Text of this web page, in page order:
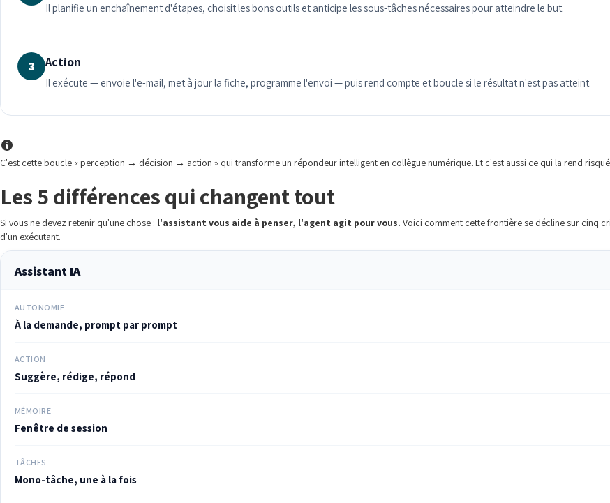
Il planifie un enchaînement d'étapes, choisit les bons outils et anticipe les sous-tâches nécessaires pour atteindre le but.
3 Action
Il exécute — envoie l'e-mail, met à jour la fiche, programme l'envoi — puis rend compte et boucle si le résultat n'est pas atteint.
C'est cette boucle « perception → décision → action » qui transforme un répondeur intelligent en collègue numérique. Et c'est aussi ce qui la rend
Les 5 différences qui changent tout
Si vous ne devez retenir qu'une chose : l'assistant vous aide à penser, l'agent agit pour vous. Voici comment cette frontière se décline sur cinq
d'un exécutant.
Assistant IA
AUTONOMIE
À la demande, prompt par prompt
ACTION
Suggère, rédige, répond
MÉMOIRE
Fenêtre de session
TÂCHES
Mono-tâche, une à la fois